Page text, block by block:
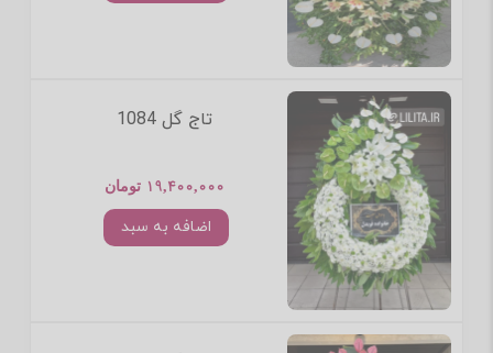
تاج گل 1084
19,400,000 تومان
اضافه به سبد